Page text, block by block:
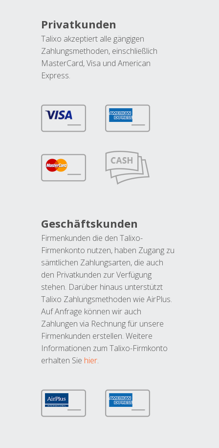
Privatkunden
Talixo akzeptiert alle gängigen
Zahlungsmethoden, einschließlich
MasterCard, Visa und American
Express.
Geschäftskunden
Firmenkunden die den Talixo-
Firmenkonto nutzen, haben Zugang zu
sämtlichen Zahlungsarten, die auch
den Privatkunden zur Verfügung
stehen. Darüber hinaus unterstützt
Talixo Zahlungsmethoden wie AirPlus.
Auf Anfrage können wir auch
Zahlungen via Rechnung für unsere
Firmenkunden erstellen. Weitere
Informationen zum Talixo-Firmkonto
erhalten Sie hier.